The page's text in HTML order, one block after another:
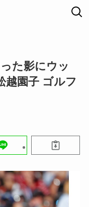
た影にウッ
越園子 ゴルフ